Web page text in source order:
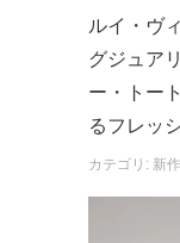
ルイ・ヴ
グジュア
ー・トー
るフレッ
カテゴリ: 新作